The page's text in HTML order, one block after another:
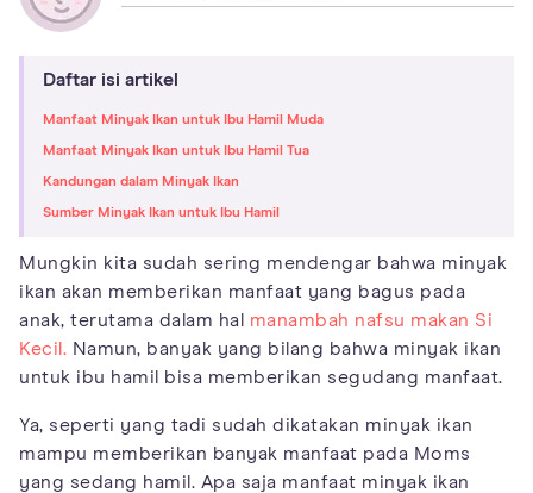
Daftar isi artikel
Manfaat Minyak Ikan untuk Ibu Hamil Muda
Manfaat Minyak Ikan untuk Ibu Hamil Tua
Kandungan dalam Minyak Ikan
Sumber Minyak Ikan untuk Ibu Hamil
Mungkin kita sudah sering mendengar bahwa minyak
ikan akan memberikan manfaat yang bagus pada
anak, terutama dalam hal manambah nafsu makan Si
Kecil. Namun, banyak yang bilang bahwa minyak ikan
untuk ibu hamil bisa memberikan segudang manfaat.
Ya, seperti yang tadi sudah dikatakan minyak ikan
mampu memberikan banyak manfaat pada Moms
yang sedang hamil. Apa saja manfaat minyak ikan